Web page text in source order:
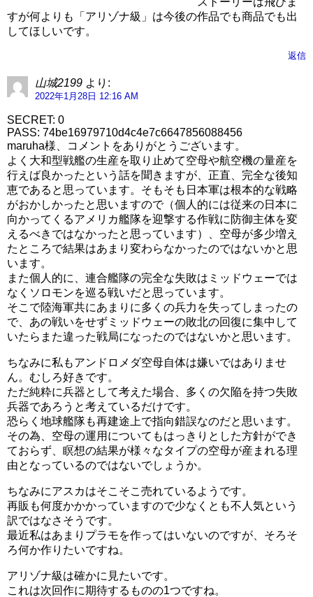
すが何よりも「アリゾナ級」は今後の作品でも商品でも出
してほしいです。
返信
山城2199 より:
2022年1月28日 12:16 AM
SECRET: 0
PASS: 74be16979710d4c4e7c6647856088456
maruha様、コメントをありがとうございます。
よく大和型戦艦の生産を取り止めて空母や航空機の量産を
行えば良かったという話を聞きますが、正直、完全な後知
恵であると思っています。そもそも日本軍は根本的な戦略
がおかしかったと思いますので（個人的には従来の日本に
向かってくるアメリカ艦隊を迎撃する作戦に防御主体を変
えるべきではなかったと思っています）、空母が多少増え
たところで結果はあまり変わらなかったのではないかと思
います。
また個人的に、連合艦隊の完全な失敗はミッドウェーでは
なくソロモンを巡る戦いだと思っています。
そこで陸海軍共にあまりに多くの兵力を失ってしまったの
で、あの戦いをせずミッドウェーの敗北の回復に集中して
いたらまた違った戦局になったのではないかと思います。
ちなみに私もアンドロメダ空母自体は嫌いではありませ
ん。むしろ好きです。
ただ純粋に兵器として考えた場合、多くの欠陥を持つ失敗
兵器であろうと考えているだけです。
恐らく地球艦隊も再建途上で指向錯誤なのだと思います。
その為、空母の運用についてもはっきりとした方針ができ
ておらず、瞑想の結果が様々なタイプの空母が産まれる理
由となっているのではないでしょうか。
ちなみにアスカはそこそこ売れているようです。
再販も何度かかかっていますので少なくとも不人気という
訳ではなさそうです。
最近私はあまりプラモを作ってはいないのですが、そろそ
ろ何か作りたいですね。
アリゾナ級は確かに見たいです。
これは次回作に期待するものの1つですね。